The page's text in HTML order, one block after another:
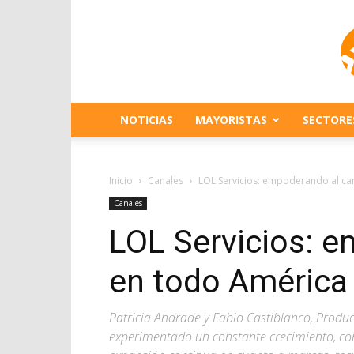
NOTICIAS MAYORISTAS
Inicio Canales LOL Servicios: empoderando al
Canales
LOL Servicios:
en todo
Patricia Andrade y Fabio Castiblanco,
experimentado un constante crecimiento,